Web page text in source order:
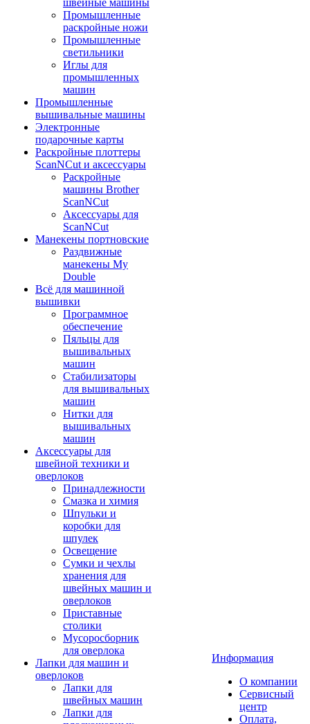
швейные машины
Промышленные
раскройные ножи
Промышленные
светильники
Иглы для
промышленных
машин
Промышленные
вышивальные машины
Электронные
подарочные карты
Раскройные плоттеры
ScanNCut и аксессуары
Раскройные
машины Brother
ScanNCut
Аксессуары для
ScanNCut
Манекены портновские
Раздвижные
манекены My
Double
Всё для машинной
вышивки
Программное
обеспечение
Пяльцы для
вышивальных
машин
Стабилизаторы
для вышивальных
машин
Нитки для
вышивальных
машин
Аксессуары для
швейной техники и
оверлоков
Принадлежности
Смазка и химия
Шпульки и
коробки для
шпулек
Освещение
Сумки и чехлы
хранения для
швейных машин и
оверлоков
Приставные
столики
Мусоросборник
для оверлока
Лапки для машин и
оверлоков
Лапки для
швейных машин
Лапки для
Информация
О компании
Сервисный
центр
Оплата,